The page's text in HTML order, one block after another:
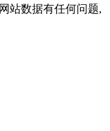
站数据有任何问题,